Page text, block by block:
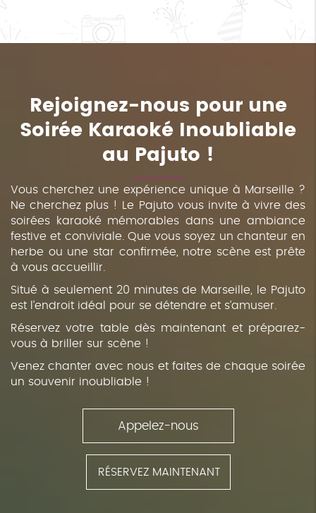
Rejoignez-nous pour une
Soirée Karaoké Inoubliable
au Pajuto !
Vous cherchez une expérience unique à Marseille ?
Ne cherchez plus ! Le Pajuto vous invite à vivre des
soirées karaoké mémorables dans une ambiance
festive et conviviale. Que vous soyez un chanteur en
herbe ou une star confirmée, notre scène est prête
à vous accueillir.
Situé à seulement 20 minutes de Marseille, le Pajuto
est l’endroit idéal pour se détendre et s’amuser.
Réservez votre table dès maintenant et préparez-
vous à briller sur scène !
Venez chanter avec nous et faites de chaque soirée
un souvenir inoubliable !
Appelez-nous
RÉSERVEZ MAINTENANT